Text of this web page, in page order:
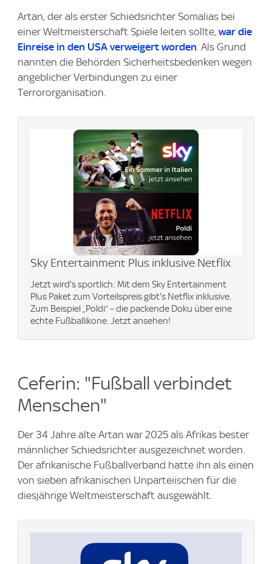
Artan, der als erster Schiedsrichter Somalias bei
einer Weltmeisterschaft Spiele leiten sollte, war die
Einreise in den USA verweigert worden. Als Grund
nannten die Behörden Sicherheitsbedenken wegen
angeblicher Verbindungen zu einer
Terrororganisation.
Sky Entertainment Plus inklusive Netflix
Jetzt wird's sportlich: Mit dem Sky Entertainment
Plus Paket zum Vorteilspreis gibt's Netflix inklusive.
Zum Beispiel „Poldi“ – die packende Doku über eine
echte Fußballikone. Jetzt ansehen!
Ceferin: "Fußball verbindet
Menschen"
Der 34 Jahre alte Artan war 2025 als Afrikas bester
männlicher Schiedsrichter ausgezeichnet worden.
Der afrikanische Fußballverband hatte ihn als einen
von sieben afrikanischen Unparteiischen für die
diesjährige Weltmeisterschaft ausgewählt.